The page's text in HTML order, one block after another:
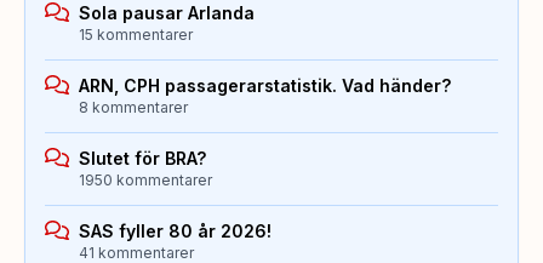
Sola pausar Arlanda
15 kommentarer
ARN, CPH passagerarstatistik. Vad händer?
8 kommentarer
Slutet för BRA?
1950 kommentarer
SAS fyller 80 år 2026!
41 kommentarer